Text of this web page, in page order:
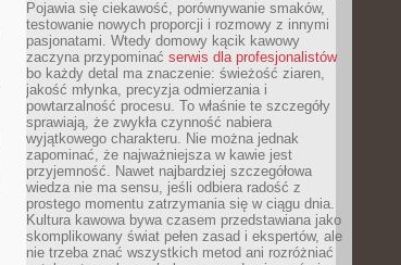
Pojawia się ciekawość, porównywanie smaków,
testowanie nowych proporcji i rozmowy z innymi
pasjonatami. Wtedy domowy kącik kawowy
zaczyna przypominać serwis dla profesjonalistów
bo każdy detal ma znaczenie: świeżość ziaren,
jakość młynka, precyzja odmierzania i
powtarzalność procesu. To właśnie te szczegóły
sprawiają, że zwykła czynność nabiera
wyjątkowego charakteru. Nie można jednak
zapominać, że najważniejsza w kawie jest
przyjemność. Nawet najbardziej szczegółowa
wiedza nie ma sensu, jeśli odbiera radość z
prostego momentu zatrzymania się w ciągu dnia.
Kultura kawowa bywa czasem przedstawiana jako
skomplikowany świat pełen zasad i ekspertów, ale
nie trzeba znać wszystkich metod ani rozróżniać